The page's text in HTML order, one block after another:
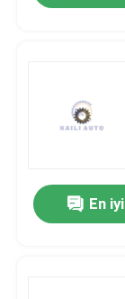
VVT
Motor
Zamanlama
En